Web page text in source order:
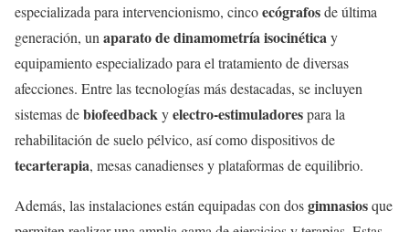
especializada para intervencionismo, cincoecógrafosde última
generación, un aparato de dinamometría isocinéticay
equipamiento especializado para el tratamiento de diversas
afecciones. Entre las tecnologías más destacadas, se incluyen
sistemas debiofeedbackyelectro-estimuladorespara la
rehabilitación de suelo pélvico, así como dispositivos de
tecarterapia, mesas canadienses y plataformas de equilibrio.
Además, las instalaciones están equipadas con dosgimnasiosque